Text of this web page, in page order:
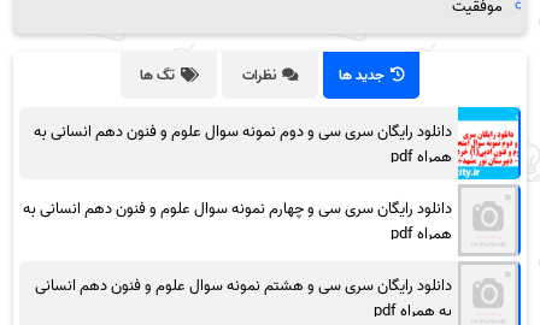
موفقیت
جدید ها نظرات تگ ها
دانلود رایگان سری سی و دوم نمونه سوال علوم و فنون دهم انسانی به
همراه pdf
دانلود رایگان سری سی و چهارم نمونه سوال علوم و فنون دهم انسانی به
همراه pdf
دانلود رایگان سری سی و هشتم نمونه سوال علوم و فنون دهم انسانی
به همراه pdf